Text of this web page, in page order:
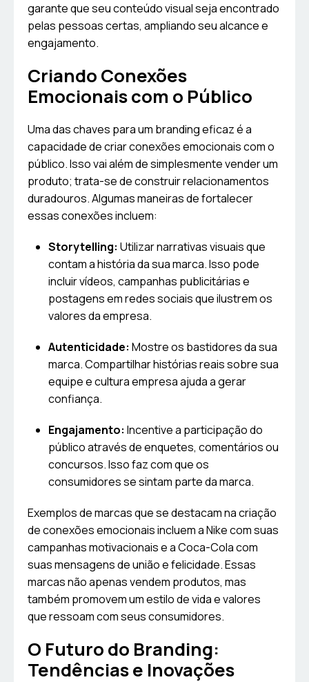
garante que seu conteúdo visual seja encontrado
pelas pessoas certas, ampliando seu alcance e
engajamento.
Criando Conexões
Emocionais com o Público
Uma das chaves para um branding eficaz é a
capacidade de criar conexões emocionais com o
público. Isso vai além de simplesmente vender um
produto; trata-se de construir relacionamentos
duradouros. Algumas maneiras de fortalecer
essas conexões incluem:
Storytelling: Utilizar narrativas visuais que
contam a história da sua marca. Isso pode
incluir vídeos, campanhas publicitárias e
postagens em redes sociais que ilustrem os
valores da empresa.
Autenticidade: Mostre os bastidores da sua
marca. Compartilhar histórias reais sobre sua
equipe e cultura empresa ajuda a gerar
confiança.
Engajamento: Incentive a participação do
público através de enquetes, comentários ou
concursos. Isso faz com que os
consumidores se sintam parte da marca.
Exemplos de marcas que se destacam na criação
de conexões emocionais incluem a Nike com suas
campanhas motivacionais e a Coca-Cola com
suas mensagens de união e felicidade. Essas
marcas não apenas vendem produtos, mas
também promovem um estilo de vida e valores
que ressoam com seus consumidores.
O Futuro do Branding:
Tendências e Inovações